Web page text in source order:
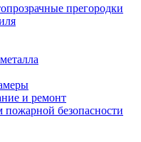
прегородки
и ремонт
пожарной безопасности